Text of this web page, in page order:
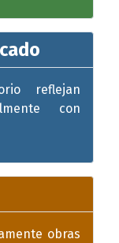
reflejan
con
obras